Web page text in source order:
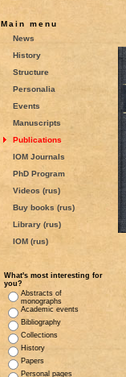
Main menu
News
History
Structure
Personalia
Events
Manuscripts
Publications
IOM Journals
PhD Program
Videos (rus)
Buy books (rus)
Library (rus)
IOM (rus)
What's most interesting for
you?
Abstracts of
monographs
Academic events
Bibliography
Collections
History
Papers
Personal pages